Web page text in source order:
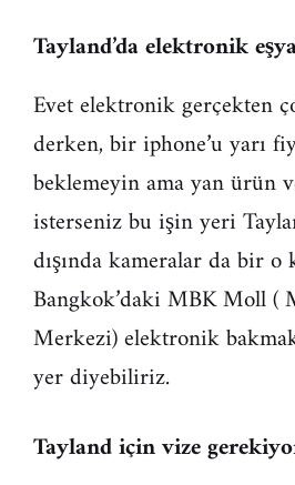
Tayland’da elektronik
Evet elektronik gerçekten
derken, bir iphone’u yarı
beklemeyin ama yan ürün
isterseniz bu işin yeri
dışında kameralar da bir o
Bangkok’daki MBK Moll (
Merkezi) elektronik
yer diyebiliriz.
Tayland için vize